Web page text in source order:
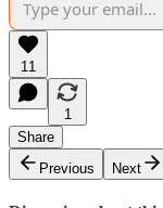
11
1
Share
Previous
Next